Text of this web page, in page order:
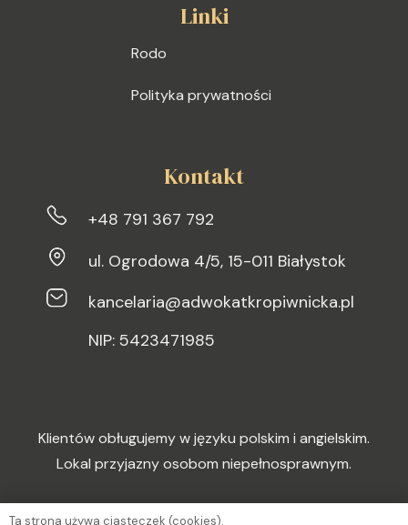
Linki
Rodo
Polityka prywatności
Kontakt
+48 791 367 792
ul. Ogrodowa 4/5, 15-011 Białystok
kancelaria@adwokatkropiwnicka.pl
NIP: 5423471985
Klientów obługujemy w języku polskim i angielskim.
Lokal przyjazny osobom niepełnosprawnym.
Ta strona używa ciasteczek (cookies).